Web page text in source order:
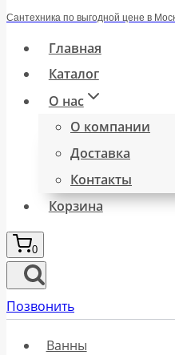
Сантехника по выгодной цене в
Главная
Каталог
О нас
О компании
Доставка
Контакты
Корзина
0
Позвонить
Ванны